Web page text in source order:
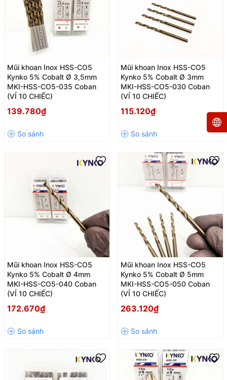
Mũi khoan Inox HSS-CO5
Kynko 5% Cobalt Ø 3,5mm
MKI-HSS-CO5-035 Coban
(VỈ 10 CHIẾC)
139.780₫
Mũi khoan Inox HSS-CO5
Kynko 5% Cobalt Ø 3mm
MKI-HSS-CO5-030 Coban
(VỈ 10 CHIẾC)
115.120₫
Mũi khoan Inox HSS-CO5
Kynko 5% Cobalt Ø 4mm
MKI-HSS-CO5-040 Coban
(VỈ 10 CHIẾC)
172.670₫
Mũi khoan Inox HSS-CO5
Kynko 5% Cobalt Ø 5mm
MKI-HSS-CO5-050 Coban
(VỈ 10 CHIẾC)
263.120₫